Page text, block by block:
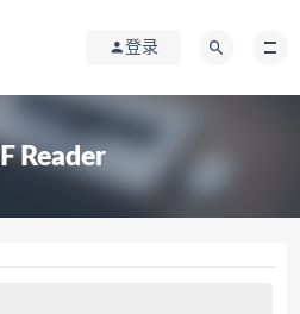
登录
Reader